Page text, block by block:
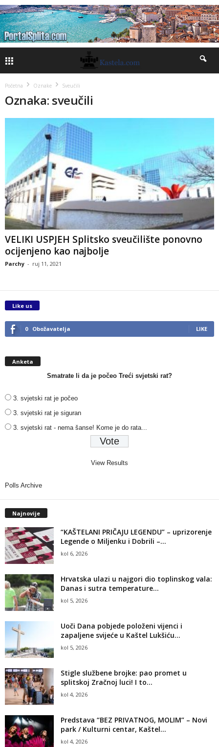
Početna Oznake Sveučili
Oznaka: sveučili
VELIKI USPJEH Splitsko sveučilište ponovno
ocijenjeno kao najbolje
Parchy - ruj 11, 2021
Like us
0 Obožavatelja LIKE
Anketa
Smatrate li da je počeo Treći svjetski rat?
3. svjetski rat je počeo
3. svjetski rat je siguran
3. svjetski rat - nema šanse! Kome je do rata...
View Results
Polls Archive
Najnovije
“KAŠTELANI PRIČAJU LEGENDU” – uprizorenje
Legende o Miljenku i Dobrili –...
kol 6, 2026
Hrvatska ulazi u najgori dio toplinskog vala:
Danas i sutra temperature...
kol 5, 2026
Uoči Dana pobjede položeni vijenci i
zapaljene svijeće u Kaštel Lukšiću...
kol 5, 2026
Stigle službene brojke: pao promet u
splitskoj Zračnoj luci! I to...
kol 4, 2026
Predstava “BEZ PRIVATNOG, MOLIM” – Novi
park / Kulturni centar, Kaštel...
kol 4, 2026